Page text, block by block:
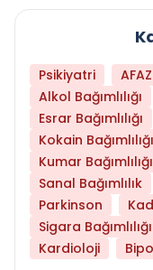
Psikiyatri
Alkol Bağımlılığı
Esrar Bağımlılığı
Kokain Bağımlılığı
Kumar Bağımlılığı
Sanal Bağımlılık
Parkinson
Sigara Bağımlılığı
Kardioloji